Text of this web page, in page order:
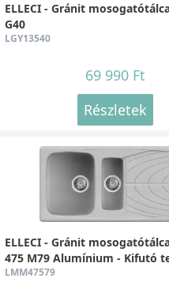
ELLECI - Gránit
G40
LGY13540
69 990 Ft
Részletek
ELLECI - Gránit
475 M79 Alumínium - Kifutó
LMM47579